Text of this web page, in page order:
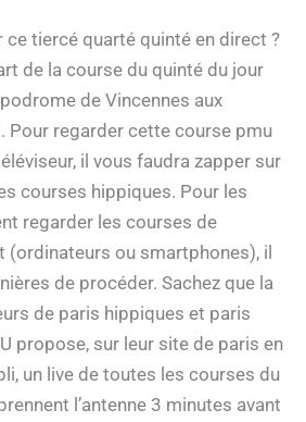
tiercé quarté quinté en direct ?
de la course du quinté du jour
de Vincennes aux
Pour regarder cette course pmu
il vous faudra zapper sur
courses hippiques. Pour les
regarder les courses de
(ordinateurs ou smartphones), il
de procéder. Sachez que la
de paris hippiques et paris
propose, sur leur site de paris en
un live de toutes les courses du
l’antenne 3 minutes avant